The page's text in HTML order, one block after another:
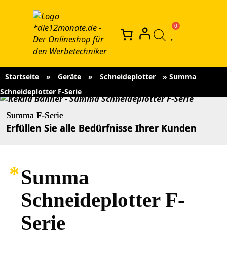
Startseite » Geräte » Schneideplotter » Summa
Schneideplotter F-Serie
Summa F-Serie
Erfüllen Sie alle Bedürfnisse Ihrer Kunden
Summa
Schneideplotter F-
Serie